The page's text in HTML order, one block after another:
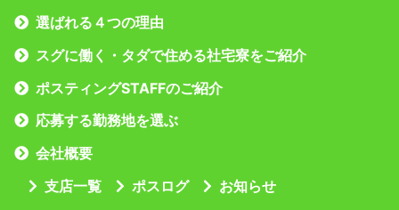
選ばれる４つの理由
スグに働く・タダで住める社宅寮をご紹介
ポスティングSTAFFのご紹介
応募する勤務地を選ぶ
会社概要
支店一覧
ポスログ
お知らせ